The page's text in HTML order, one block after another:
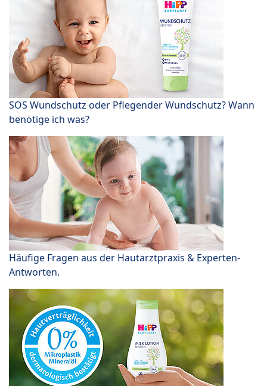
SOS Wundschutz oder Pflegender Wundschutz? Wann
benötige ich was?
Häufige Fragen aus der Hautarztpraxis & Experten-
Antworten.